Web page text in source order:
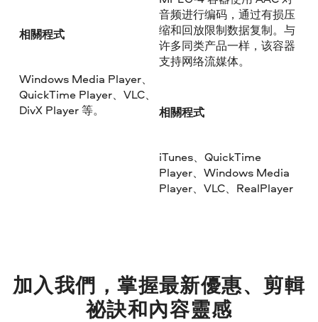
相關程式
Windows Media Player、
QuickTime Player、VLC、
DivX Player 等。
音频进行编码，通过有损压
缩和回放限制数据复制。与
许多同类产品一样，该容器
支持网络流媒体。
相關程式
iTunes、QuickTime
Player、Windows Media
Player、VLC、RealPlayer
加入我們，掌握最新優惠、剪輯
祕訣和內容靈感